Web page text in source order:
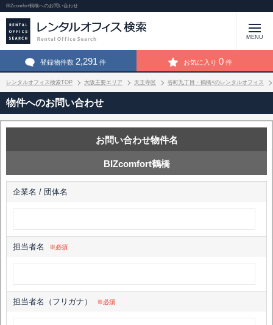
BIZcomfort鶴橋へのお問い合わせ
MENU
登録物件数 2,291 件 お気に入り 0 件
レンタルオフィス検索TOP 大阪主要エリア 天王寺区 谷町九丁目・鶴橋<のレンタルオフィス
物件へのお問い合わせ
お問い合わせ物件名
BIZcomfort鶴橋
企業名 / 団体名
担当者名 ※必須
担当者名（フリガナ） ※必須